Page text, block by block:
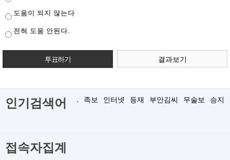
도움이 되지 않는다
전혀 도움 안된다.
결과보기
인기검색어 . 족보 인터넷 등재 부안김씨 무술보 승지
접속자집계